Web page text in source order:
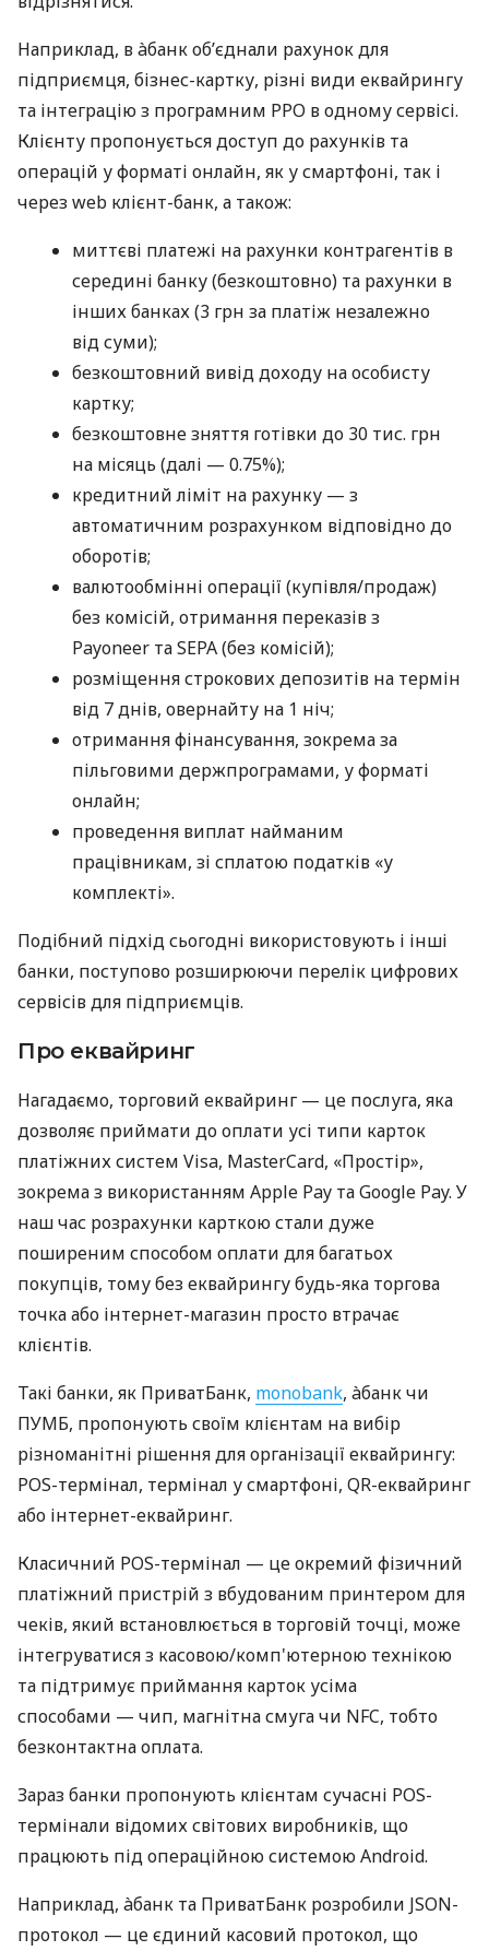
Наприклад, в àбанк об’єднали рахунок для
підприємця, бізнес-картку, різні види еквайрингу
та інтеграцію з програмним РРО в одному сервісі.
Клієнту пропонується доступ до рахунків та
операцій у форматі онлайн, як у смартфоні, так і
через web клієнт-банк, а також:
миттєві платежі на рахунки контрагентів в
середині банку (безкоштовно) та рахунки в
інших банках (3 грн за платіж незалежно
від суми);
безкоштовний вивід доходу на особисту
картку;
безкоштовне зняття готівки до 30 тис. грн
на місяць (далі — 0.75%);
кредитний ліміт на рахунку — з
автоматичним розрахунком відповідно до
оборотів;
валютообмінні операції (купівля/продаж)
без комісій, отримання переказів з
Payoneer та SEPA (без комісій);
розміщення строкових депозитів на термін
від 7 днів, овернайту на 1 ніч;
отримання фінансування, зокрема за
пільговими держпрограмами, у форматі
онлайн;
проведення виплат найманим
працівникам, зі сплатою податків «у
комплекті».
Подібний підхід сьогодні використовують і інші
банки, поступово розширюючи перелік цифрових
сервісів для підприємців.
Про еквайринг
Нагадаємо, торговий еквайринг — це послуга, яка
дозволяє приймати до оплати усі типи карток
платіжних систем Visa, MasterCard, «Простір»,
зокрема з використанням Apple Pay та Google Pay. У
наш час розрахунки карткою стали дуже
поширеним способом оплати для багатьох
покупців, тому без еквайрингу будь-яка торгова
точка або інтернет-магазин просто втрачає
клієнтів.
Такі банки, як ПриватБанк, monobank, àбанк чи
ПУМБ, пропонують своїм клієнтам на вибір
різноманітні рішення для організації еквайрингу:
POS-термінал, термінал у смартфоні, QR-еквайринг
або інтернет-еквайринг.
Класичний POS-термінал — це окремий фізичний
платіжний пристрій з вбудованим принтером для
чеків, який встановлюється в торговій точці, може
інтегруватися з касовою/комп'ютерною технікою
та підтримує приймання карток усіма
способами — чип, магнітна смуга чи NFC, тобто
безконтактна оплата.
Зараз банки пропонують клієнтам сучасні POS-
термінали відомих світових виробників, що
працюють під операційною системою Android.
Наприклад, àбанк та ПриватБанк розробили JSON-
протокол — це єдиний касовий протокол, що